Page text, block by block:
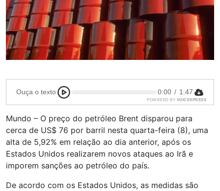
Ouça o texto 0:00 / 1:47
POWERED BY VOICEXPRESS
Mundo – O preço do petróleo Brent disparou para
cerca de US$ 76 por barril nesta quarta-feira (8), uma
alta de 5,92% em relação ao dia anterior, após os
Estados Unidos realizarem novos ataques ao Irã e
imporem sanções ao petróleo do país.
De acordo com os Estados Unidos, as medidas são